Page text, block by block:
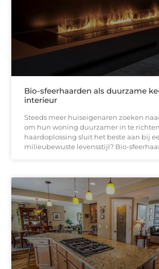
Bio-sfeerhaarden als duurzame
interieur
Steeds meer huiseigenaren zoeken
om hun woning duurzamer in te
haardoplossing sluit het beste aan bij
milieubewuste levensstijl? Bio-